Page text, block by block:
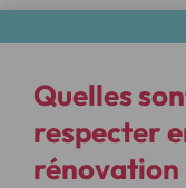
Quelles
respecter
rénovation